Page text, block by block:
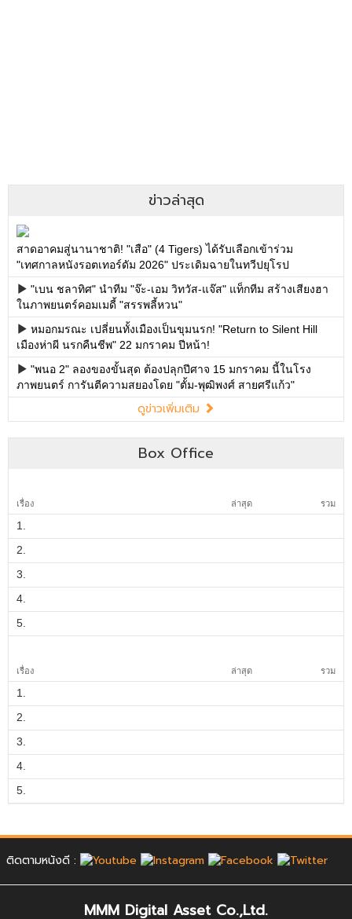
ข่าวล่าสุด
สาดอาคมสู่นานาชาติ! "เสือ" (4 Tigers) ได้รับเลือกเข้าร่วม
"เทศกาลหนังรอตเทอร์ดัม 2026" ประเดิมฉายในทวีปยุโรป
"เบน ชลาทิศ" นำทีม "จ๊ะ-เอม วิทวัส-แจ๊ส" แท็กทีม สร้างเสียงฮา
ในภาพยนตร์คอมเมดี้ "สรรพลี้หวน"
หมอกมรณะ เปลี่ยนทั้งเมืองเป็นขุมนรก! "Return to Silent Hill
เมืองห่าผี นรกคืนชีพ" 22 มกราคม ปีหน้า!
"พนอ 2" ลองของขั้นสุด ต้องปลุกปีศาจ 15 มกราคม นี้ในโรง
ภาพยนตร์ การันตีความสยองโดย "ตั้ม-พุฒิพงศ์ สายศรีแก้ว"
ดูข่าวเพิ่มเติม
Box Office
เรื่อง ล่าสุด รวม
1.
2.
3.
4.
5.
เรื่อง ล่าสุด รวม
1.
2.
3.
4.
5.
ติดตามหนังดี :
MMM Digital Asset Co.,Ltd.